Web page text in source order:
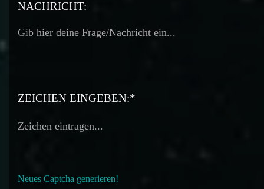
TELEFON:
NACHRICHT:
ZEICHEN EINGEBEN:*
Neues Captcha generieren!